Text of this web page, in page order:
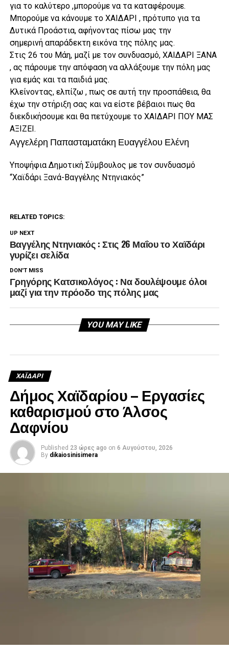
για το καλύτερο ,μπορούμε να τα καταφέρουμε.
Μπορούμε να κάνουμε το ΧΑΙΔΑΡΙ , πρότυπο για τα
Δυτικά Προάστια, αφήνοντας πίσω μας την
σημερινή απαράδεκτη εικόνα της πόλης μας.
Στις 26 του Μάη, μαζί με τον συνδυασμό, ΧΑΙΔΑΡΙ ΞΑΝΑ
, ας πάρουμε την απόφαση να αλλάξουμε την πόλη μας
για εμάς και τα παιδιά μας.
Κλείνοντας, ελπίζω , πως σε αυτή την προσπάθεια, θα
έχω την στήριξη σας και να είστε βέβαιοι πως θα
διεκδικήσουμε και θα πετύχουμε το ΧΑΙΔΑΡΙ ΠΟΥ ΜΑΣ
ΑΞΙΖΕΙ.
Αγγελέρη Παπασταματάκη Ευαγγέλου Ελένη
Υποψήφια Δημοτική Σύμβουλος με τον συνδυασμό
“Χαϊδάρι Ξανά-Βαγγέλης Ντηνιακός”
RELATED TOPICS:
UP NEXT
Βαγγέλης Ντηνιακός : Στις 26 Μαΐου το Χαϊδάρι
γυρίζει σελίδα
DON'T MISS
Γρηγόρης Κατσικολόγος : Να δουλέψουμε όλοι
μαζί για την πρόοδο της πόλης μας
YOU MAY LIKE
ΧΑΪΔΑΡΙ
Δήμος Χαϊδαρίου – Εργασίες
καθαρισμού στο Άλσος
Δαφνίου
Published 23 ώρες ago on 6 Αυγούστου, 2026
By dikaiosinisimera